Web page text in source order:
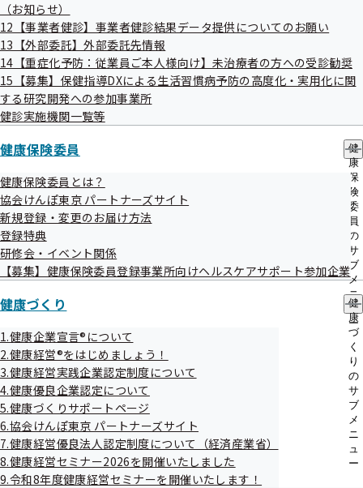
（お知らせ）
12【事業者健診】事業者健診結果データ提供についてのお願い
13【外部委託】外部委託先情報
14【重症化予防：従業員ご本人様向け】未治療者の方への受診勧奨
15【募集】保健指導DXによる生活習慣病予防の高度化・実用化に関
する研究開発への参加事業所
健診実施機関一覧等
健康保険委員
健
康
保
険
委
員
の
サ
ブ
メ
ニ
ュ
ー
健康保険委員とは？
協会けんぽ東京 パートナーズサイト
新規登録・変更のお届け方法
登録特典
研修会・イベント関係
【募集】健康保険委員登録事業所向けヘルスケアサポート参加企業
健康づくり
健
康
づ
く
り
の
サ
ブ
メ
ニ
ュ
ー
1.健康企業宣言®について
2.健康経営®をはじめましょう！
3.健康経営実践企業認定制度について
4.健康優良企業認定について
5.健康づくりサポートページ
6.協会けんぽ東京 パートナーズサイト
7.健康経営優良法人認定制度について（経済産業省）
8.健康経営セミナー2026を開催いたしました
9.令和8年度健康経営セミナーを開催いたします！
場所
全国健康保険協会東京支部 会議室
議題
令和7年度東京支部事業報告
令和8年度東京支部事業計画及び予算について
健康保険法改正等について
その他
議題については変更となる場合がございます。
傍聴方法
１.申込方法
あらかじめ傍聴申込書に必要事項をご記入の上、FAXに
てお申し込みください。（お電話等によるお申し込み
はご遠慮ください。）
傍聴希望多数の場合、抽選となることがあります。
お申し込みいただいた結果は、申込締切後、全員にFAX
にてご連絡いたします。
傍聴申込書